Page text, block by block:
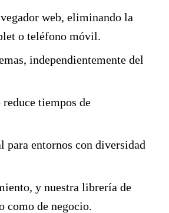
web, eliminando la
o teléfono móvil.
independientemente del
tiempos de
para entornos con diversidad
y nuestra librería de
como de negocio.